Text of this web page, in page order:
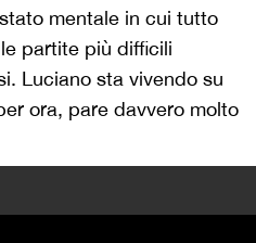
mentale in cui tutto
partite più difficili
Luciano sta vivendo su
ora, pare davvero molto